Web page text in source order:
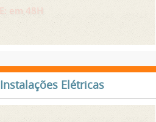
em 48H
Elétricas